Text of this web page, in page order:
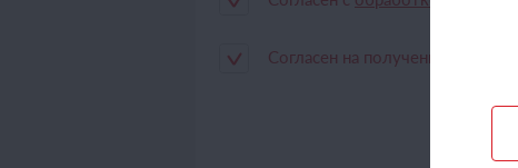
Согласен на получение рассылок